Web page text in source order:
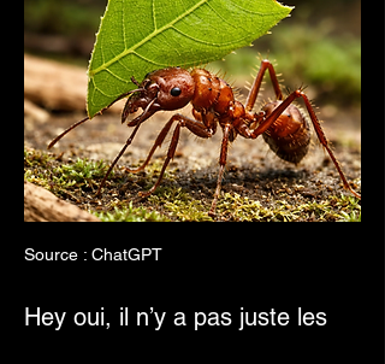
Source : ChatGPT
Hey oui, il n’y a pas juste les